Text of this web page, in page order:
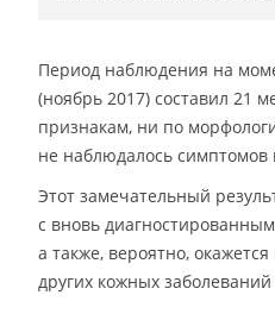
Период наблюдения на
(ноябрь 2017) составил 21
признакам, ни по
не наблюдалось
Этот замечательный
с вновь
а также, вероятно,
других кожных